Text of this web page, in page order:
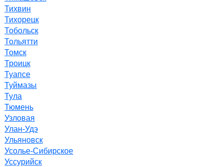
Тихвин
Тихорецк
Тобольск
Тольятти
Томск
Троицк
Туапсе
Туймазы
Тула
Тюмень
Узловая
Улан-Удэ
Ульяновск
Усолье-Сибирское
Уссурийск